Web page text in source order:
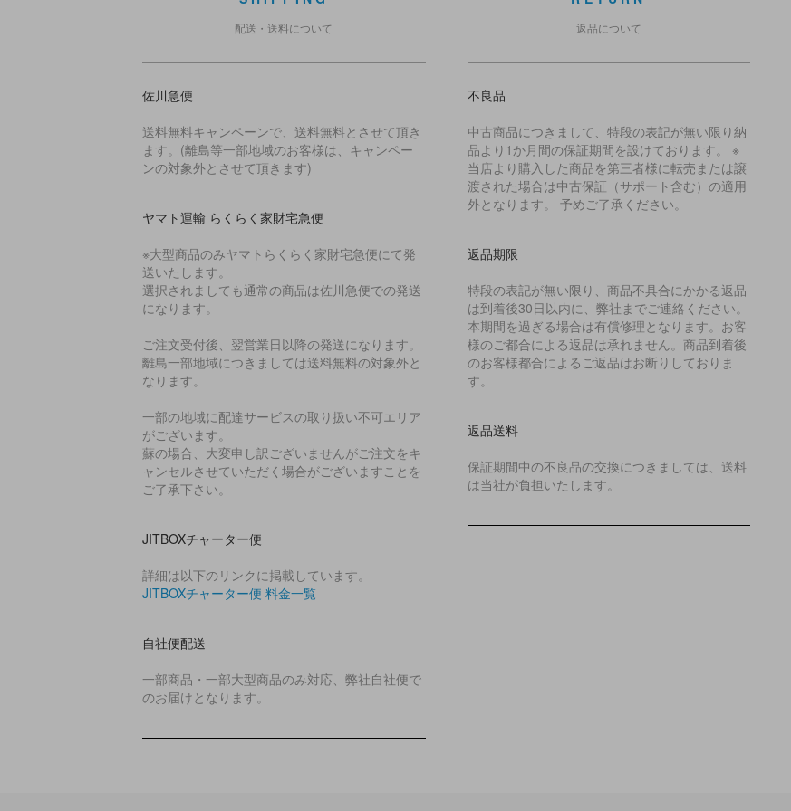
配送・送料について
佐川急便
送料無料キャンペーンで、送料無料とさせて頂き
ます。(離島等一部地域のお客様は、キャンペー
ンの対象外とさせて頂きます)
ヤマト運輸 らくらく家財宅急便
※大型商品のみヤマトらくらく家財宅急便にて発
送いたします。
選択されましても通常の商品は佐川急便での発送
になります。
ご注文受付後、翌営業日以降の発送になります。
離島一部地域につきましては送料無料の対象外と
なります。
一部の地域に配達サービスの取り扱い不可エリア
がございます。
蘇の場合、大変申し訳ございませんがご注文をキ
ャンセルさせていただく場合がございますことを
ご了承下さい。
JITBOXチャーター便
詳細は以下のリンクに掲載しています。
JITBOXチャーター便 料金一覧
自社便配送
一部商品・一部大型商品のみ対応、弊社自社便で
のお届けとなります。
返品について
不良品
中古商品につきまして、特段の表記が無い限り納
品より1か月間の保証期間を設けております。 ※
当店より購入した商品を第三者様に転売または譲
渡された場合は中古保証（サポート含む）の適用
外となります。 予めご了承ください。
返品期限
特段の表記が無い限り、商品不具合にかかる返品
は到着後30日以内に、弊社までご連絡ください。
本期間を過ぎる場合は有償修理となります。お客
様のご都合による返品は承れません。商品到着後
のお客様都合によるご返品はお断りしておりま
す。
返品送料
保証期間中の不良品の交換につきましては、送料
は当社が負担いたします。